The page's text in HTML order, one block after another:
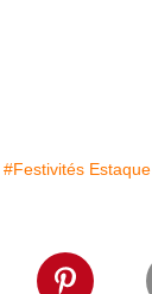
#Festivités Estaque